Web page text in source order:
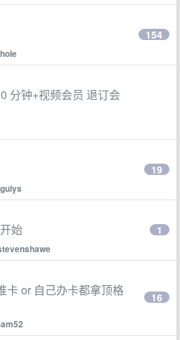
154
分钟+视频会员 退订会
guiys
19
始 1
卡 or 自己办卡都拿顶格
16